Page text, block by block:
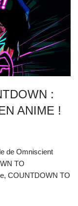
:
ANIME !
de Omniscient
TO
COUNTDOWN TO